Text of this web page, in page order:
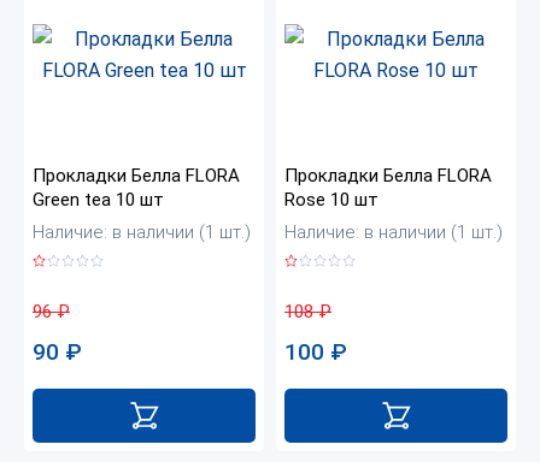
Прокладки Белла FLORA
Green tea 10 шт
Наличие: в наличии (1 шт.)
96₽
90 ₽
Прокладки Белла FLORA
Rose 10 шт
Наличие: в наличии (1 шт.)
108₽
100 ₽